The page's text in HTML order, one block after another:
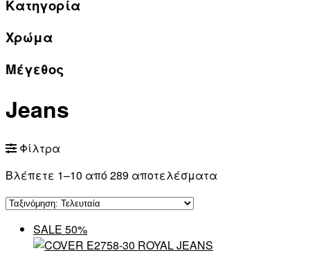
Κατηγορία
Χρώμα
Μέγεθος
Jeans
Φίλτρα
Βλέπετε 1–10 από 289 αποτελέσματα
SALE 50%